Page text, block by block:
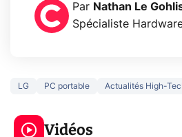
Par Nathan Le
Spécialiste
LG PC portable Actualités High-
Vidéos
3 écrans en 1 pour
319€ ? Voici L'AOC
CQ32G4ZA !